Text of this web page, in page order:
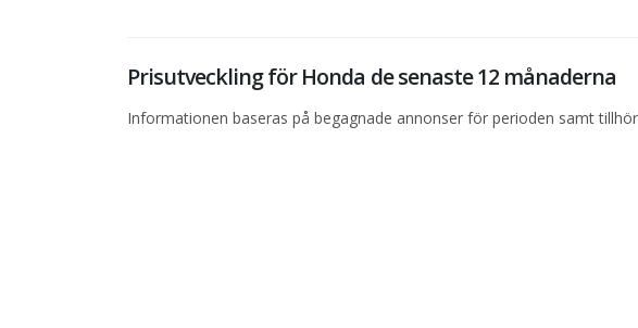
Prisutveckling för Honda de senaste 12 månaderna
Informationen baseras på begagnade annonser för perioden samt